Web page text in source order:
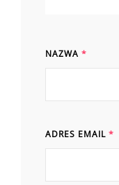
NAZWA *
ADRES EMAIL *